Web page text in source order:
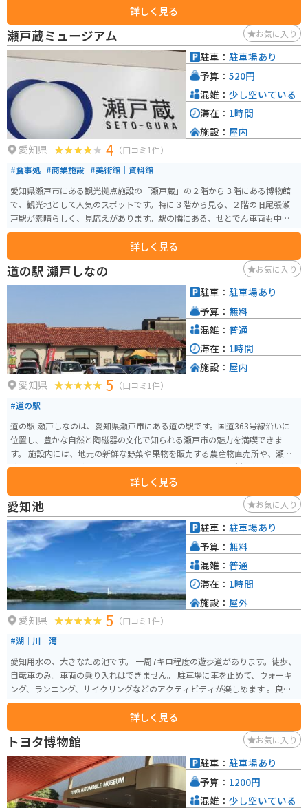
り、ジブリの世界観を楽しめます。大きな乗り物やアトラクションは無いの
で、自然を楽しむ施設になっています。 第2期には「もののけの里」「魔女の
谷」が開園予定です。
詳しく見る
瀬戸蔵ミュージアム お気に入り
愛知県 4 （口コミ1件）
#食事処 #商業施設 #美術館｜資料館
愛知県瀬戸市にある観光拠点施設の「瀬戸蔵」の２階から３階にある博物館
で、観光地として人気のスポットです。特に３階から見る、２階の旧尾張瀬
戸駅が素晴らしく、見応えがあります。駅の隣にある、せとでん車両も中に
入ることが出来て、人気です。
詳しく見る
駐車： 駐車場あり
予算： 520円
混雑： 少し空いている
滞在： 1時間
施設： 屋内
道の駅 瀬戸しなの お気に入り
愛知県 5 （口コミ1件）
#道の駅
道の駅 瀬戸しなのは、愛知県瀬戸市にある道の駅です。国道363号線沿いに
位置し、豊かな自然と陶磁器の文化で知られる瀬戸市の魅力を満喫できま
す。 施設内には、地元の新鮮な野菜や果物を販売する農産物直売所や、瀬戸
焼の販売コーナーがあります。 レストランでは、地元産の食材を使った料理
や、瀬戸物の器で味わえるメニューも楽しめます。 バイクで訪れる際は、道
の駅の駐車場にバイク専用の駐輪スペースがあります。 瀬戸しなのは、周辺
に窯元や美術館など、観光スポットも多く点在しています。 瀬戸焼の器を探
したり、陶芸体験をするのもおすすめです。
詳しく見る
駐車： 駐車場あり
予算： 無料
混雑： 普通
滞在： 1時間
施設： 屋内
愛知池 お気に入り
愛知県 5 （口コミ1件）
#湖｜川｜滝
愛知用水の、大きなため池です。 一周7キロ程度の遊歩道があります。徒歩、
自転車のみ。車両の乗り入れはできません。 駐車場に車を止めて、ウォーキ
ング、ランニング、サイクリングなどのアクティビティが楽しめます 。良く
晴れた日は湖面が青く輝き、美しいです 。 カヌーの練習場としても使われて
おり、ここを練習拠点にしている選手がオリンピックに出場しました。 市内
からのアクセスもよく気軽に水辺を散策できるスポットです。
詳しく見る
駐車： 駐車場あり
予算： 無料
混雑： 普通
滞在： 1時間
施設： 屋外
トヨタ博物館 お気に入り
駐車： 駐車場あり
予算： 1200円
混雑： 少し空いている